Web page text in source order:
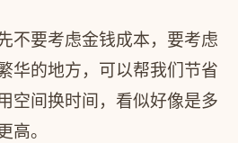
不要考虑金钱成本，要考虑
华的地方，可以帮我们节省
空间换时间，看似好像是多
高。